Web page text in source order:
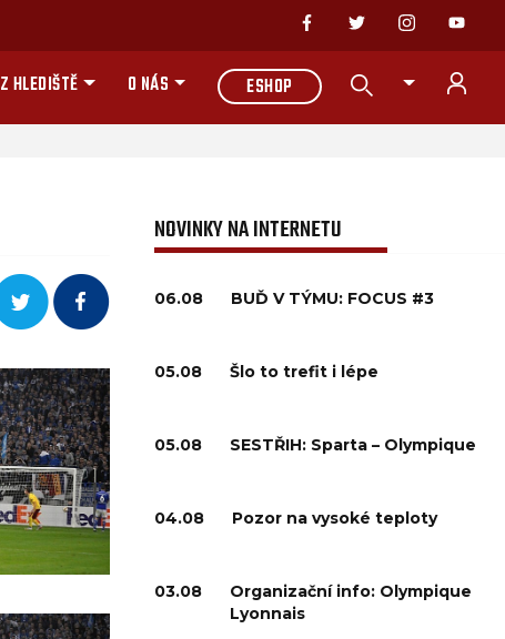
Z HLEDIŠTĚ O NÁS ESHOP
NOVINKY NA INTERNETU
06.08 BUĎ V TÝMU: FOCUS #3
05.08 Šlo to trefit i lépe
05.08 SESTŘIH: Sparta – Olympique
04.08 Pozor na vysoké teploty
03.08
Organizační info: Olympique
Lyonnais